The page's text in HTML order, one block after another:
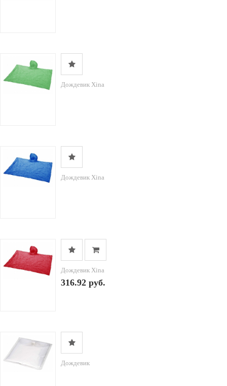
Дождевик Xina
Дождевик Xina
Дождевик Xina
316.92 руб.
Дождевик